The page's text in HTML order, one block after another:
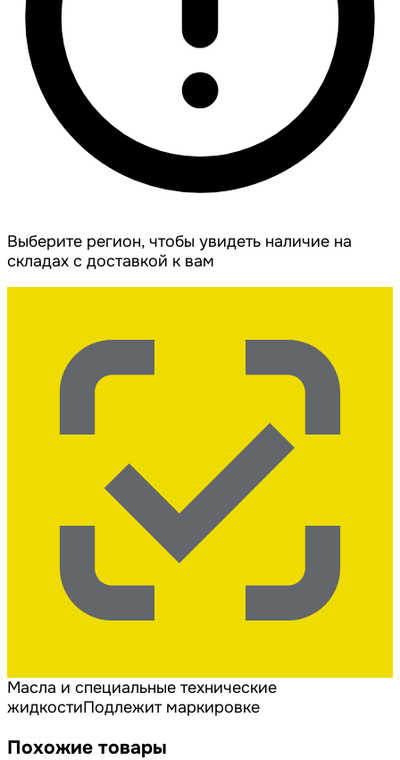
Выберите регион, чтобы увидеть наличие на
складах с доставкой к вам
Масла и специальные технические
жидкостиПодлежит маркировке
Похожие товары